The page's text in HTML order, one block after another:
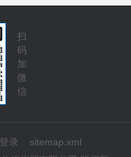
扫
码
加
微
信
录
sitemap.xml